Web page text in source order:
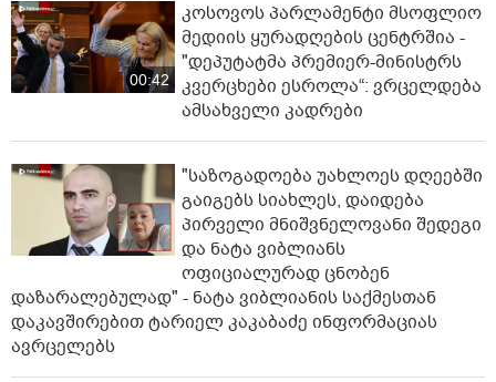
00:42
კოსოვოს პარლამენტი მსოფლიო
მედიის ყურადღების ცენტრშია -
"დეპუტატმა პრემიერ-მინისტრს
კვერცხები ესროლა“: ვრცელდება
ამსახველი კადრები
"საზოგადოება უახლოეს დღეებში
გაიგებს სიახლეს, დაიდება
პირველი მნიშვნელოვანი შედეგი
და ნატა ვიბლიანს
ოფიციალურად ცნობენ
დაზარალებულად" - ნატა ვიბლიანის საქმესთან
დაკავშირებით ტარიელ კაკაბაძე ინფორმაციას
ავრცელებს